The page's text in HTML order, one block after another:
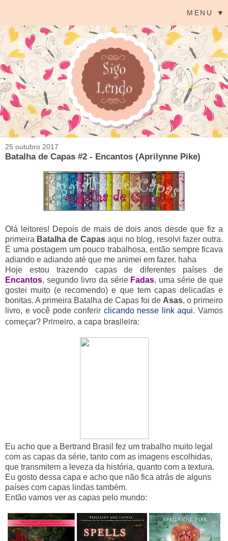
MENU ▼
25 outubro 2017
Batalha de Capas #2 - Encantos (Aprilynne Pike)
Olá leitores! Depois de mais de dois anos desde que fiz a
primeira Batalha de Capasaqui no blog, resolvi fazer outra.
É uma postagem um pouco trabalhosa, então sempre ficava
adiando e adiando até que me animei em fazer. haha
Hoje estou trazendo capas de diferentes países de
Encantos, segundo livro da série Fadas, uma série de que
gostei muito (e recomendo) e que tem capas delicadas e
bonitas. A primeira Batalha de Capas foi de Asas, o primeiro
livro, e você pode conferir clicando nesse link aqui. Vamos
começar? Primeiro, a capa brasileira:
Eu acho que a Bertrand Brasil fez um trabalho muito legal
com as capas da série, tanto com as imagens escolhidas,
que transmitem a leveza da história, quanto com a textura.
Eu gosto dessa capa e acho que não fica atrás de alguns
países com capas lindas também.
Então vamos ver as capas pelo mundo: